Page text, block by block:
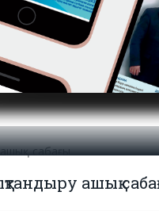
ашық